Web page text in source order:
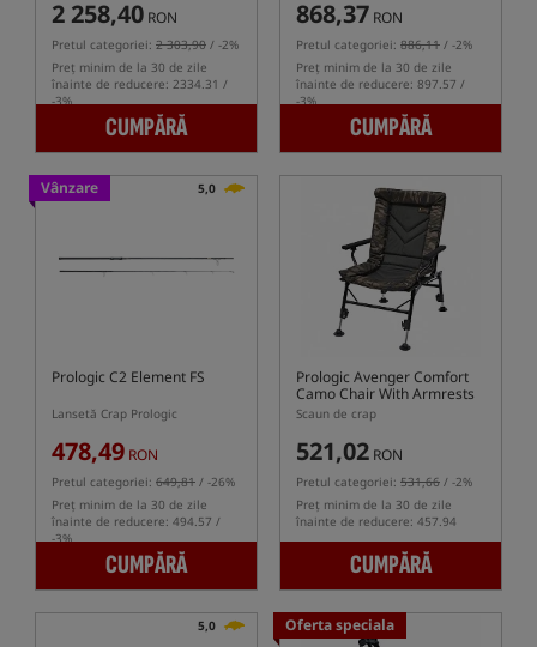
2 258,40 RON
Pretul categoriei: 2 303,90 / -2%
Preț minim de la 30 de zile
înainte de reducere: 2334.31 /
-3%
CUMPĂRĂ
868,37 RON
Pretul categoriei: 886,11 / -2%
Preț minim de la 30 de zile
înainte de reducere: 897.57 /
-3%
CUMPĂRĂ
Vânzare 5,0
Prologic C2 Element FS
Lansetă Crap Prologic
478,49 RON
Pretul categoriei: 649,81 / -26%
Preț minim de la 30 de zile
înainte de reducere: 494.57 /
-3%
CUMPĂRĂ
Prologic Avenger Comfort
Camo Chair With Armrests
Scaun de crap
521,02 RON
Pretul categoriei: 531,66 / -2%
Preț minim de la 30 de zile
înainte de reducere: 457.94
CUMPĂRĂ
5,0 Oferta speciala